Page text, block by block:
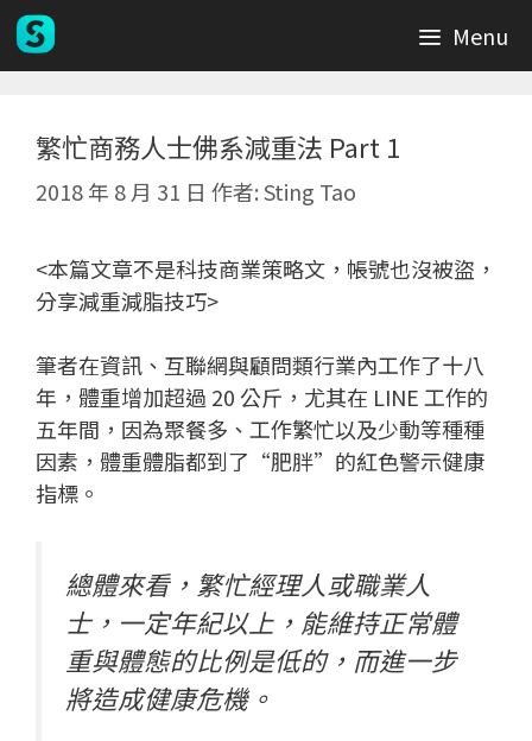
跳
至
主
Menu
繁忙商務人士佛系減重法 Part 1
2018 年 8 月 31 日 作者:Sting Tao
<本篇文章不是科技商業策略文，帳號也沒被盜，
分享減重減脂技巧>
筆者在資訊、互聯網與顧問類行業內工作了十八
年，體重增加超過 20 公斤，尤其在 LINE 工作的
五年間，因為聚餐多、工作繁忙以及少動等種種
因素，體重體脂都到了“肥胖”的紅色警示健康
指標。
總體來看，繁忙經理人或職業人
士，一定年紀以上，能維持正常體
重與體態的比例是低的，而進一步
將造成健康危機。